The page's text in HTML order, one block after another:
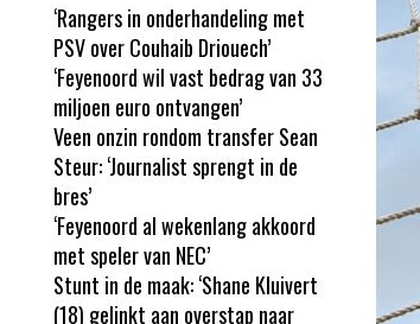
‘Rangers in onderhandeling met
PSV over Couhaib Driouech’
‘Feyenoord wil vast bedrag van 33
miljoen euro ontvangen’
Veen onzin rondom transfer Sean
Steur: ‘Journalist sprengt in de
bres’
‘Feyenoord al wekenlang akkoord
met speler van NEC’
Stunt in de maak: ‘Shane Kluivert
(18) gelinkt aan overstap naar